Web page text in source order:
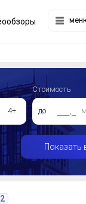
4+
Стоимость
до
Показать